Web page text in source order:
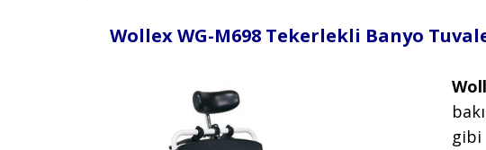
Wollex WG-M698 Tekerlekli Banyo
gibi